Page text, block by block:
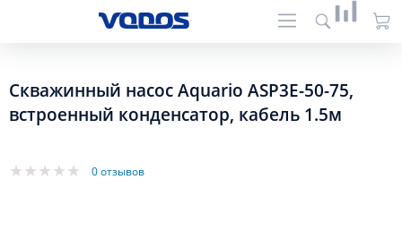
Скважинный насос Aquario ASP3E-50-75,
встроенный конденсатор, кабель 1.5м
0 отзывов